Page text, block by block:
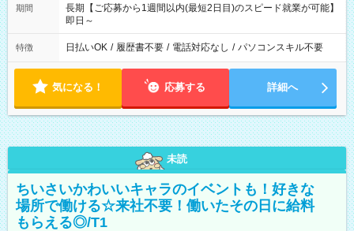
期間
長期【ご応募から1週間以内(最短2日目)のスピード就業が可能】
即日～
特徴 日払いOK / 履歴書不要 / 電話対応なし / パソコンスキル不要
気になる！ 応募する 詳細へ
未読
ちいさいかわいいキャラのイベントも！好きな
場所で働ける☆来社不要！働いたその日に給料
もらえる◎/T1